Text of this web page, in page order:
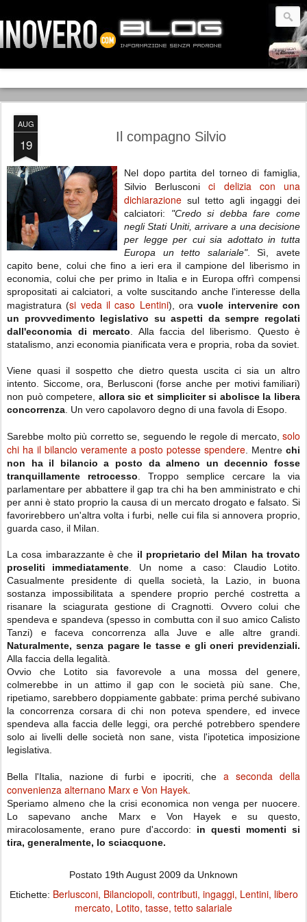
AUG
19 Il compagno Silvio
Nel dopo partita del torneo di famiglia,
Silvio Berlusconici delizia con una
dichiarazione sul tetto agli ingaggi dei
calciatori: "Credo si debba fare come
negli Stati Uniti, arrivare a una decisione
per legge per cui sia adottato in tutta
Europa un tetto salariale". Sì, avete
capito bene, colui che fino a ieri era il campione del liberismo in
economia, colui che per primo in Italia e in Europa offrì compensi
spropositati ai calciatori, a volte suscitando anche l'interesse della
magistratura (si veda il caso Lentini), oravuole intervenire con
un provvedimento legislativo su aspetti da sempre regolati
dall'economia di mercato . Alla faccia del liberismo. Questo è
statalismo, anzi economia pianificata vera e propria, roba da soviet.
Viene quasi il sospetto che dietro questa uscita ci sia un altro
intento. Siccome, ora, Berlusconi (forse anche per motivi familiari)
non può competere, allora sic et simpliciter si abolisce la libera
concorrenza . Un vero capolavoro degno di una favola di Esopo.
Sarebbe molto più corretto se, seguendo le regole di mercato, solo
chi ha il bilancio veramente a posto potesse spendere . Mentrechi
non ha il bilancio a posto da almeno un decennio fosse
tranquillamente retrocesso . Troppo semplice cercare la via
parlamentare per abbattere il gap tra chi ha ben amministrato e chi
per anni è stato proprio la causa di un mercato drogato e falsato. Si
favorirebbero un'altra volta i furbi, nelle cui fila si annovera proprio,
guarda caso, il Milan.
La cosa imbarazzante è che il proprietario del Milan ha trovato
proseliti immediatamente . Un nome a caso: Claudio Lotito.
Casualmente presidente di quella società, la Lazio, in buona
sostanza impossibilitata a spendere proprio perché costretta a
risanare la sciagurata gestione di Cragnotti. Ovvero colui che
spendeva e spandeva (spesso in combutta con il suo amico Calisto
Tanzi) e faceva concorrenza alla Juve e alle altre grandi.
Naturalmente, senza pagare le tasse e gli oneri previdenziali.
Alla faccia della legalità.
Ovvio che Lotito sia favorevole a una mossa del genere,
colmerebbe in un attimo il gap con le società più sane. Che,
ripetiamo, sarebbero doppiamente gabbate: prima perché subivano
la concorrenza corsara di chi non poteva spendere, ed invece
spendeva alla faccia delle leggi, ora perché potrebbero spendere
solo ai livelli delle società non sane, vista l'ipotetica imposizione
legislativa.
Bella l'Italia, nazione di furbi e ipocriti, che a seconda della
convenienza alternano Marx e Von Hayek.
Speriamo almeno che la crisi economica non venga per nuocere.
Lo sapevano anche Marx e Von Hayek e su questo,
miracolosamente, erano pure d'accordo: in questi momenti si
tira, generalmente, lo sciacquone.
Postato 19th August 2009 da Unknown
Etichette: Berlusconi Bilanciopoli contributi ingaggi Lentini libero
mercato Lotito tasse tetto salariale